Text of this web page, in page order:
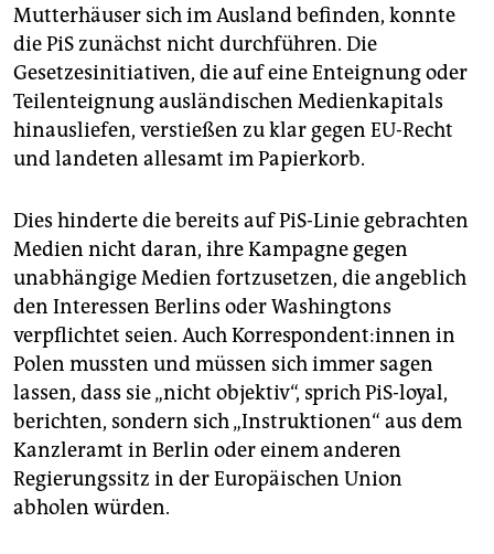
Mutterhäuser sich im Ausland befinden, konnte
die PiS zunächst nicht durchführen. Die
Gesetzesinitiativen, die auf eine Enteignung oder
Teilenteignung ausländischen Medienkapitals
hinausliefen, verstießen zu klar gegen EU-Recht
und landeten allesamt im Papierkorb.
Dies hinderte die bereits auf PiS-Linie gebrachten
Medien nicht daran, ihre Kampagne gegen
unabhängige Medien fortzusetzen, die angeblich
den Interessen Berlins oder Washingtons
verpflichtet seien. Auch Kor­re­spon­den­t:in­nen in
Polen mussten und müssen sich immer sagen
lassen, dass sie „nicht objektiv“, sprich PiS-loyal,
berichten, sondern sich „Instruktionen“ aus dem
Kanzleramt in Berlin oder einem anderen
Regierungssitz in der Europäischen Union
abholen würden.